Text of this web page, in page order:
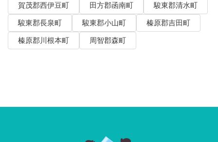
賀茂郡西伊豆町
田方郡函南町
駿東郡清水町
駿東郡長泉町
駿東郡小山町
榛原郡吉田町
榛原郡川根本町
周智郡森町